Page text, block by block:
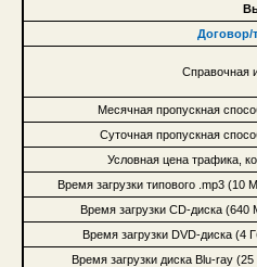
Договор/
Справочная
Месячная пропускная
Суточная пропускная
Условная цена трафика,
Время загрузки типового .mp3 (10
Время загрузки CD-диска (640
Время загрузки DVD-диска (4
Время загрузки диска Blu-ray